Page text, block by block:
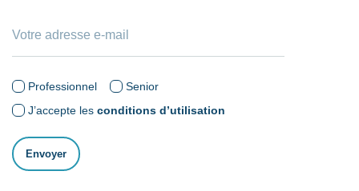
Professionnel
Senior
J’accepte les conditions d’utilisation